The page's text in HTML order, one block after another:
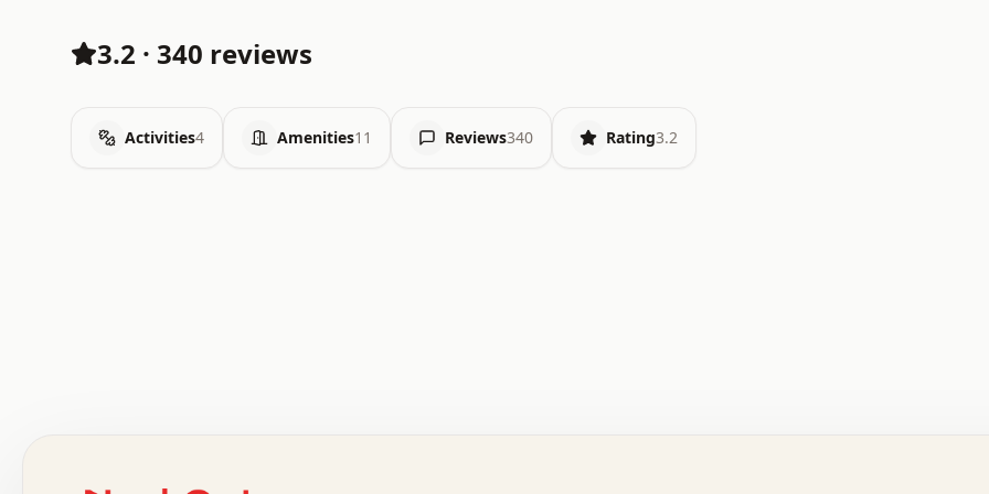
3.2 · 340 reviews
Activities4 Amenities11 Reviews340 Rating3.2